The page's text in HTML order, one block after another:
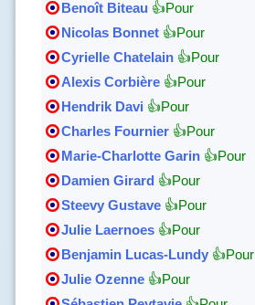
Benoît Biteau 👍Pour
Nicolas Bonnet 👍Pour
Cyrielle Chatelain 👍Pour
Alexis Corbière 👍Pour
Hendrik Davi 👍Pour
Charles Fournier 👍Pour
Marie-Charlotte Garin 👍Pour
Damien Girard 👍Pour
Steevy Gustave 👍Pour
Julie Laernoes 👍Pour
Benjamin Lucas-Lundy 👍Pour
Julie Ozenne 👍Pour